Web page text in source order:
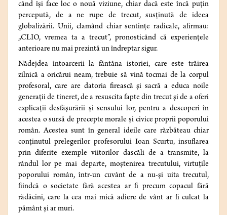
când își face loc o nouă viziune, chiar dacă este încă puțin
percepută, de a ne rupe de trecut, susținută de ideea
globalizării. Unii, clamând chiar sentințe radicale, afirmau:
„CLIO, vremea ta a trecut”, pronosticând că experiențele
anterioare nu mai prezintă un îndreptar sigur.
Nădejdea întoarcerii la fântâna istoriei, care este trăirea
zilnică a oricărui neam, trebuie să vină tocmai de la corpul
profesoral, care are datoria firească și sacră a educa noile
generații de tineret, de a resuscita fapte din trecut și de a oferi
explicații desfășurării și sensului lor, pentru a descoperi în
acestea o sursă de precepte morale și civice proprii poporului
român. Acestea sunt în general ideile care răzbăteau chiar
conținutul prelegerilor profesorului Ioan Scurtu, insuflarea
prin diferite exemple viitorilor dascăli de a transmite, la
rândul lor pe mai departe, moștenirea trecutului, virtuțile
poporului român, într-un cuvânt de a nu-și uita trecutul,
fiindcă o societate fără acestea ar fi precum copacul fără
rădăcini, care la cea mai mică adiere de vânt ar fi culcat la
pământ și ar muri.